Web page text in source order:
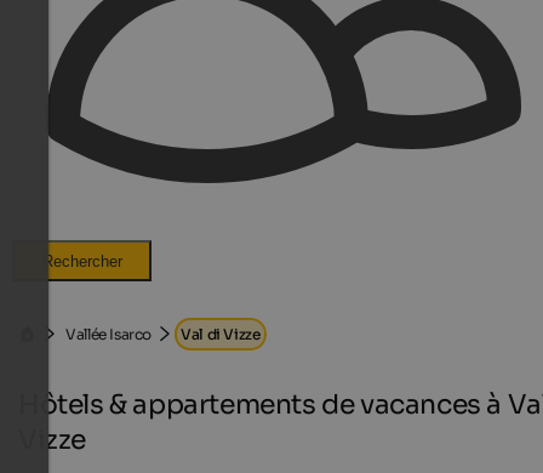
Rechercher
Vallée Isarco Val di Vizze
Hôtels & appartements de vacances à
Vizze